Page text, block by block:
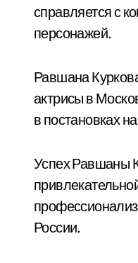
справляется с
персонажей.
Равшана
актрисы в
в постановках
Успех Равшаны
России.